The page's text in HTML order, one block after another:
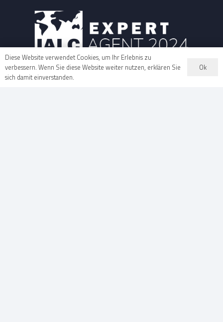
Diese Website verwendet Cookies, um Ihr Erlebnis zu
verbessern. Wenn Sie diese Website weiter nutzen, erklären Sie
sich damit einverstanden.
Ok